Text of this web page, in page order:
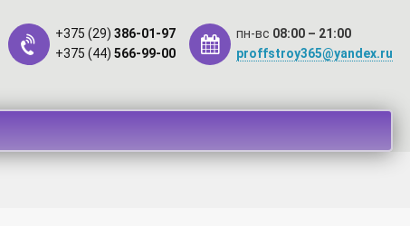
+375 (29) 386-01-97
+375 (44) 566-99-00
пн-вс 08:00 – 21:00
proffstroy365@yandex.ru